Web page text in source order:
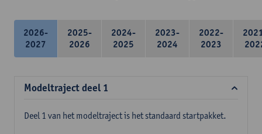
2026-
2027
2025-
2026
2024-
2025
2023-
2024
2022-
2023
Modeltraject deel 1
Deel 1 van het modeltraject is het standaard startpakket.